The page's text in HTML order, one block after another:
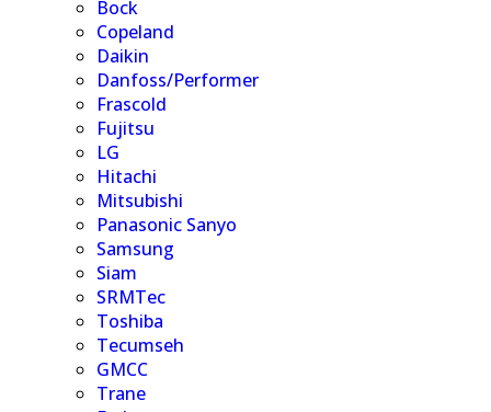
Bock
Copeland
Daikin
Danfoss/Performer
Frascold
Fujitsu
LG
Hitachi
Mitsubishi
Panasonic Sanyo
Samsung
Siam
SRMTec
Toshiba
Tecumseh
GMCC
Trane